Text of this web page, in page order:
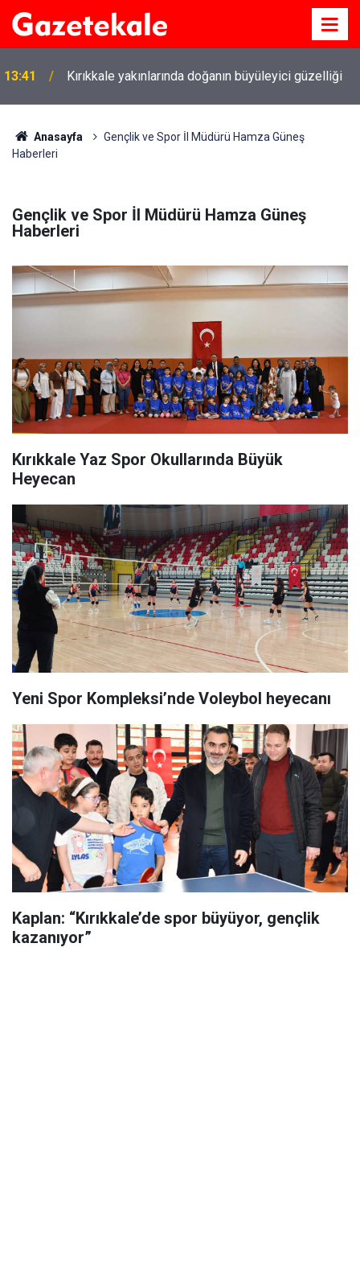
13:41 Kırıkkale yakınlarında doğanın büyüleyici güzelliği
Anasayfa
Gençlik ve Spor İl Müdürü Hamza Güneş
Haberleri
Gençlik ve Spor İl Müdürü Hamza Güneş
Haberleri
Kırıkkale Yaz Spor Okullarında Büyük
Heyecan
Yeni Spor Kompleksi’nde Voleybol heyecanı
Kaplan: “Kırıkkale’de spor büyüyor, gençlik
kazanıyor”